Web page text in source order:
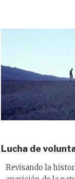
Lucha de
Revisando la